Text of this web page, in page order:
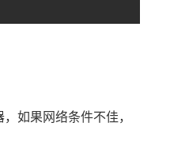
如果网络条件不佳，